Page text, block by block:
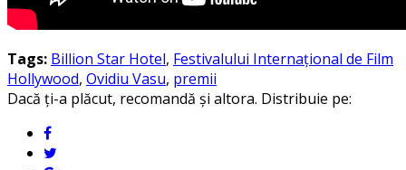
Tags: Billion Star Hotel, Festivalului Internațional de Film
Hollywood, Ovidiu Vasu, premii
Dacă ți-a plăcut, recomandă și altora. Distribuie pe: